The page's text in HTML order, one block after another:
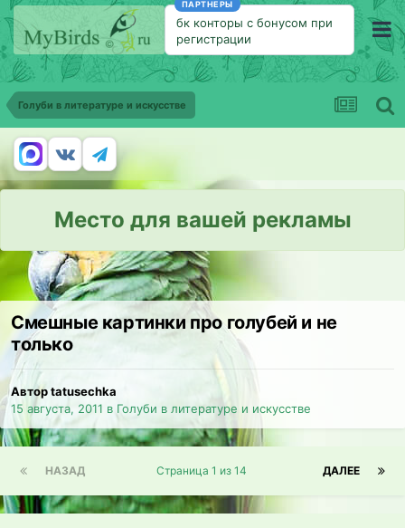
ПАРТНЕРЫ
бк конторы с бонусом при
регистрации
Голуби в литературе и искусстве
Место для вашей рекламы
Смешные картинки про голубей и не
только
Автор tatusechka
15 августа, 2011 в Голуби в литературе и искусстве
НАЗАД ДАЛЕЕ
Страница 1 из 14